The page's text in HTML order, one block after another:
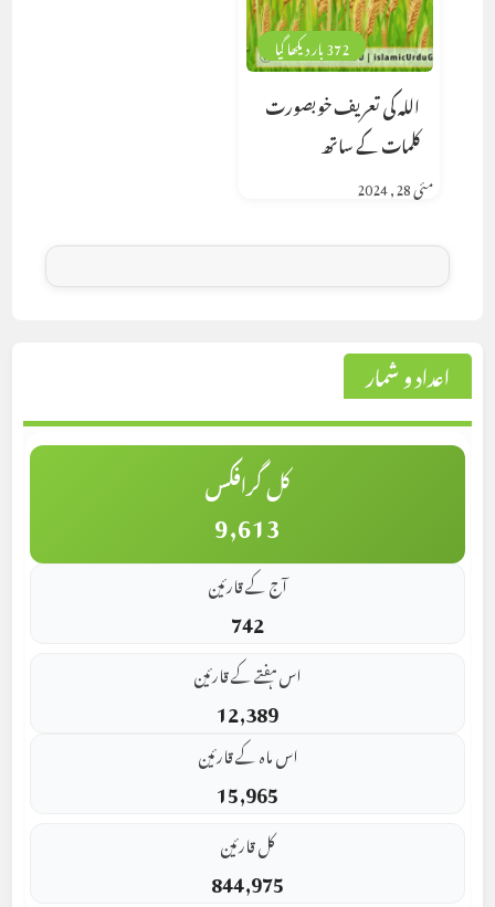
372 بار دیکھا گیا
اللہ کی تعریف خوبصورت
کلمات کے ساتھ
مئی 28, 2024
اعداد و شمار
کل گرافکس
9,613
آج کے قارئین
742
اس ہفتے کے قارئین
12,389
اس ماہ کے قارئین
15,965
کل قارئین
844,975